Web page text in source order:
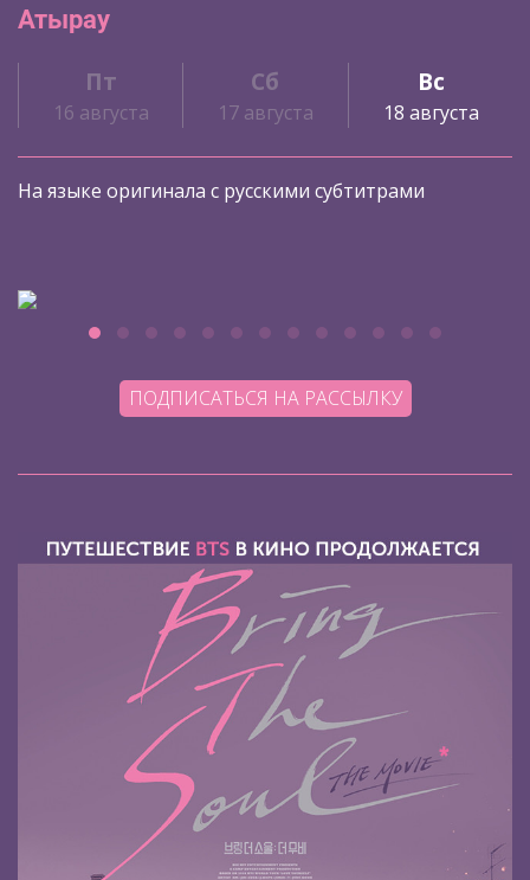
Атырау
Пт
16 августа
Сб
17 августа
Вс
18 августа
На языке оригинала с русскими субтитрами
ПОДПИСАТЬСЯ НА РАССЫЛКУ